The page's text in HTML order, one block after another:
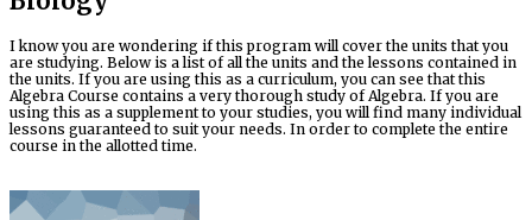
I know you are wondering if this program will cover the units that you
are studying. Below is a list of all the units and the lessons contained in
the units. If you are using this as a curriculum, you can see that this
Algebra Course contains a very thorough study of Algebra. If you are
using this as a supplement to your studies, you will find many individual
lessons guaranteed to suit your needs. In order to complete the entire
course in the allotted time.